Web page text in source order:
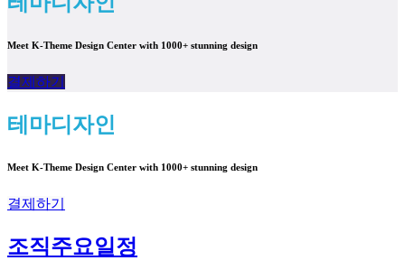
Meet K-Theme Design Center with 1000+ stunning design
결제하기
테마디자인
Meet K-Theme Design Center with 1000+ stunning design
결제하기
조직주요일정